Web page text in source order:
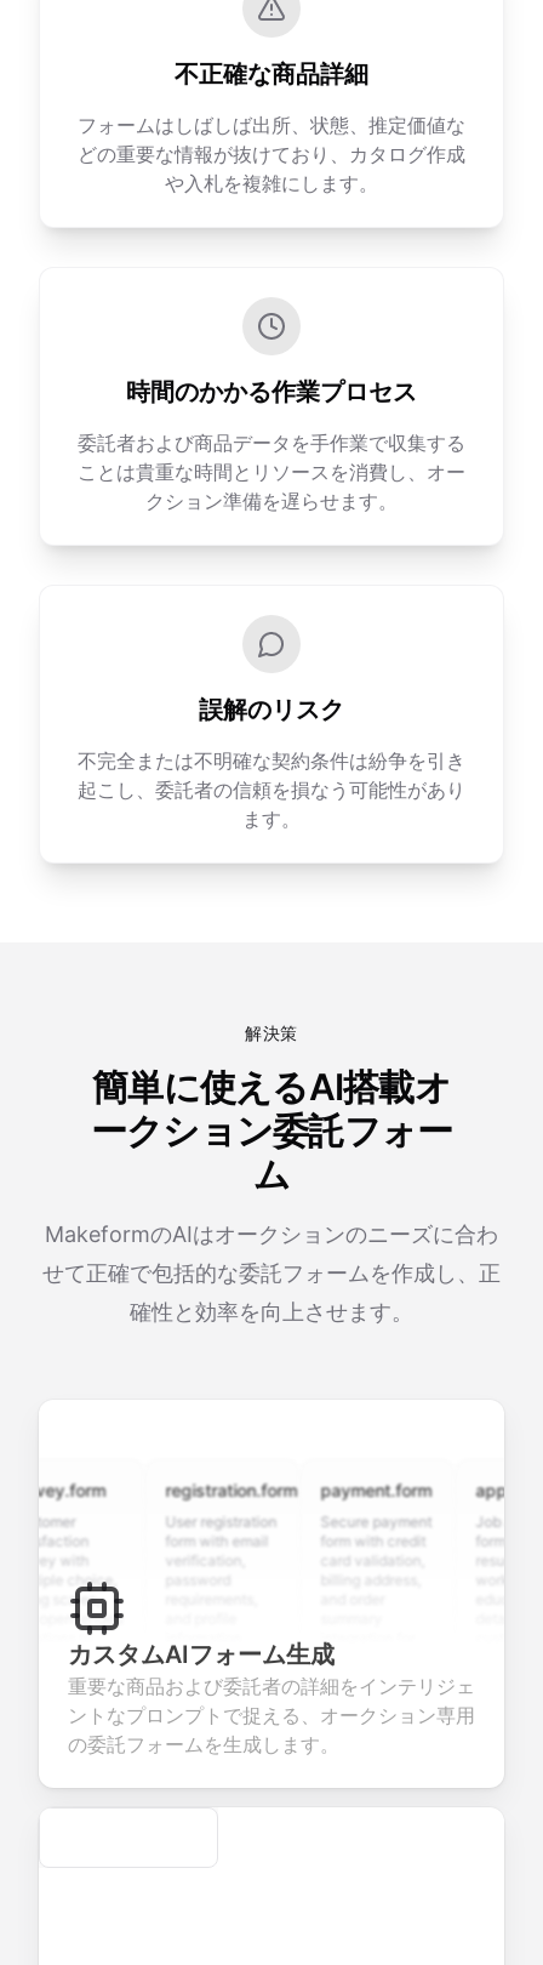
不正確な商品詳細
フォームはしばしば出所、状態、推定価値な
どの重要な情報が抜けており、カタログ作成
や入札を複雑にします。
時間のかかる作業プロセス
委託者および商品データを手作業で収集する
ことは貴重な時間とリソースを消費し、オー
クション準備を遅らせます。
誤解のリスク
不完全または不明確な契約条件は紛争を引き
起こし、委託者の信頼を損なう可能性があり
ます。
解決策
簡単に使えるAI搭載オ
ークション委託フォー
ム
MakeformのAIはオークションのニーズに合わ
せて正確で包括的な委託フォームを作成し、正
確性と効率を向上させます。
with
open-ended
valuable
about
products or
registration.form
User registration
form with email
verification,
fields for
seamless
account
creation.
payment.form
Secure payment
form with credit
card validation,
integration for
smooth e-
commerce
transactions.
Job
form with
resume
questions for
efficient
candidate
カスタムAIフォーム生成
重要な商品および委託者の詳細をインテリジェ
ントなプロンプトで捉える、オークション専用
の委託フォームを生成します。
Secure